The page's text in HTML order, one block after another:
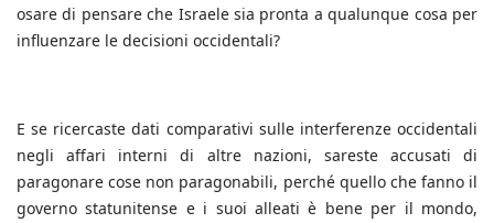
osare di pensare che Israele sia pronta a qualunque cosa per
influenzare le decisioni occidentali?
E se ricercaste dati comparativi sulle interferenze occidentali
negli affari interni di altre nazioni, sareste accusati di
paragonare cose non paragonabili, perché quello che fanno il
governo statunitense e i suoi alleati è bene per il mondo,